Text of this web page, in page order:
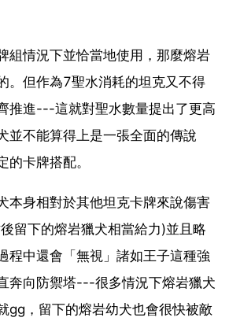
組情況下並恰當地使用，那麼熔岩
。但作為7聖水消耗的坦克又不得
推進---這就對聖水數量提出了更高
並不能算得上是一張全面的傳說
的卡牌搭配。
本身相對於其他坦克卡牌來說傷害
留下的熔岩獵犬相當給力)並且略
程中還會「無視」諸如王子這種強
奔向防禦塔---很多情況下熔岩獵犬
gg，留下的熔岩幼犬也會很快被敵